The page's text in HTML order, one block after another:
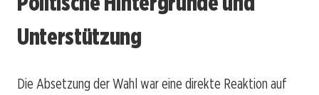
Unterstützung
Die Absetzung der Wahl war eine direkte Reaktion auf